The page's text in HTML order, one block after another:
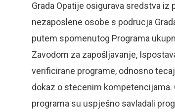
Grada Opatije osigurava sredstva
nezaposlene osobe s podrucja
putem spomenutog Programa
Zavodom za zapošljavanje,
verificirane programe, odnosno
dokaz o stecenim kompetencijama.
programa su uspješno savladali